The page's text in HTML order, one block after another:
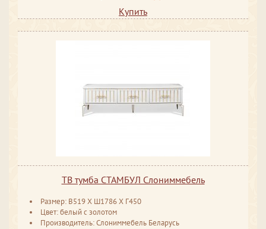
Купить
ТВ тумба СТАМБУЛ Слониммебель
Размер: В519 ​Х Ш1786 ​Х Г450
Цвет: белый с золотом
Производитель: Слониммебель Беларусь